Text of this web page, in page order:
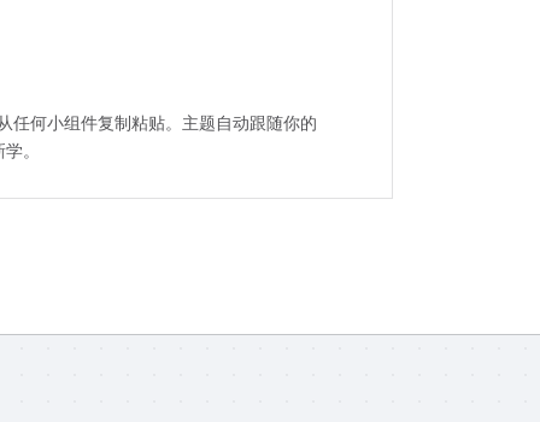
任何小组件复制粘贴。主题自动跟随你的
。